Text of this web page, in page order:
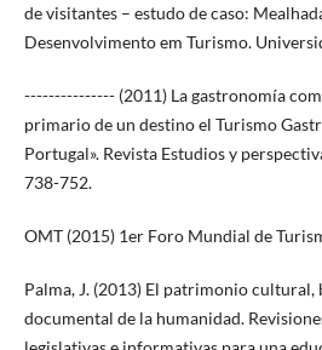
de visitantes – estudo de caso:
Desenvolvimento em Turismo.
--------------- (2011) La gastronomía
primario de un destino el Turismo
Portugal». Revista Estudios y
738-752.
OMT (2015) 1er Foro Mundial de
Palma, J. (2013) El patrimonio
documental de la humanidad.